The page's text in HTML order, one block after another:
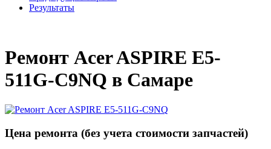
Результаты
Ремонт Acer ASPIRE E5-
511G-C9NQ в Самаре
Цена ремонта (без учета стоимости запчастей)